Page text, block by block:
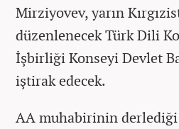
Mirziyovev, yarın
düzenlenecek Türk Dili
İşbirliği Konseyi Devlet
iştirak edecek.
AA muhabirinin